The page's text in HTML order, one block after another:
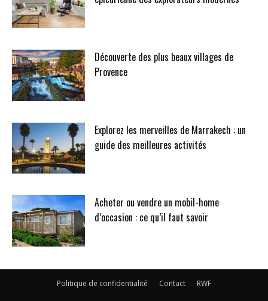
Découverte des plus beaux villages de
Provence
Explorez les merveilles de Marrakech : un
guide des meilleures activités
Acheter ou vendre un mobil-home
d’occasion : ce qu’il faut savoir
Politique de confidentialité Contact RWF